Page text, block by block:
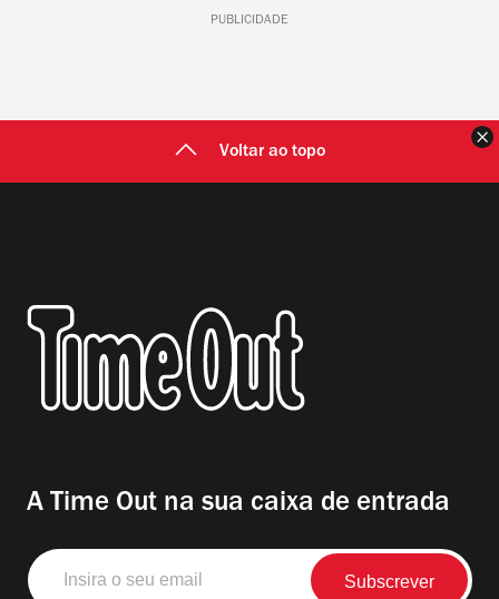
PUBLICIDADE
Voltar ao topo
A Time Out na sua caixa de entrada
Insira
o